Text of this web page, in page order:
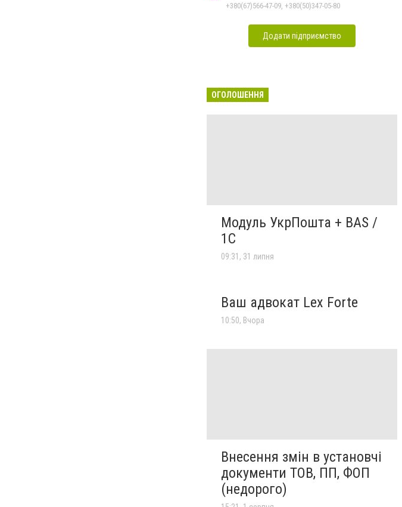
+380(67)566-47-09, +380(50)347-05-80
Додати підприємство
ОГОЛОШЕННЯ
Модуль УкрПошта + BAS /
1C
09:31, 31 липня
Ваш адвокат Lex Forte
10:50, Вчора
Внесення змін в установчі
документи ТОВ, ПП, ФОП
(недорого)